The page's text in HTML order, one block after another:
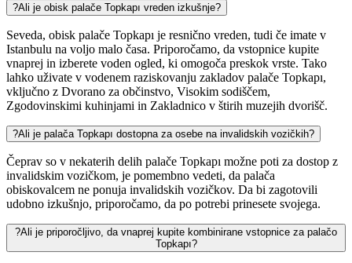
?Ali je obisk palače Topkapı vreden izkušnje?
Seveda, obisk palače Topkapı je resnično vreden, tudi če imate v
Istanbulu na voljo malo časa. Priporočamo, da vstopnice kupite
vnaprej in izberete voden ogled, ki omogoča preskok vrste. Tako
lahko uživate v vodenem raziskovanju zakladov palače Topkapı,
vključno z Dvorano za občinstvo, Visokim sodiščem,
Zgodovinskimi kuhinjami in Zakladnico v štirih muzejih dvorišč.
?Ali je palača Topkapı dostopna za osebe na invalidskih vozičkih?
Čeprav so v nekaterih delih palače Topkapı možne poti za dostop z
invalidskim vozičkom, je pomembno vedeti, da palača
obiskovalcem ne ponuja invalidskih vozičkov. Da bi zagotovili
udobno izkušnjo, priporočamo, da po potrebi prinesete svojega.
?Ali je priporočljivo, da vnaprej kupite kombinirane vstopnice za palačo
Topkapı?